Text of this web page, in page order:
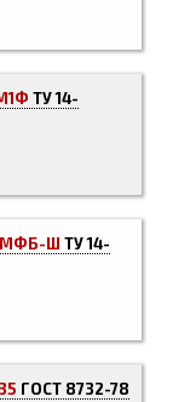
ТУ 14-
Ш ТУ 14-
ГОСТ 8732-78